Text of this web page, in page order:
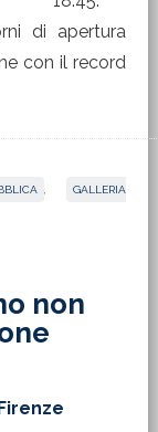
di apertura
con il record
GALLERIA
non